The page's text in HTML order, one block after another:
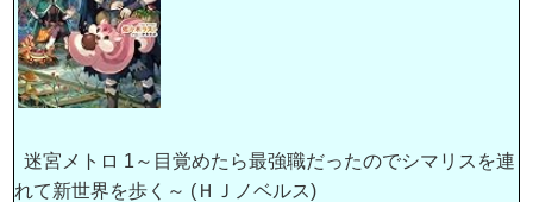
迷宮メトロ 1～目覚めたら最強職だったのでシマリスを連
れて新世界を歩く～ (ＨＪノベルス)